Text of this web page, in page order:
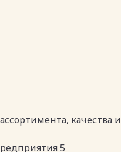
качества и
5